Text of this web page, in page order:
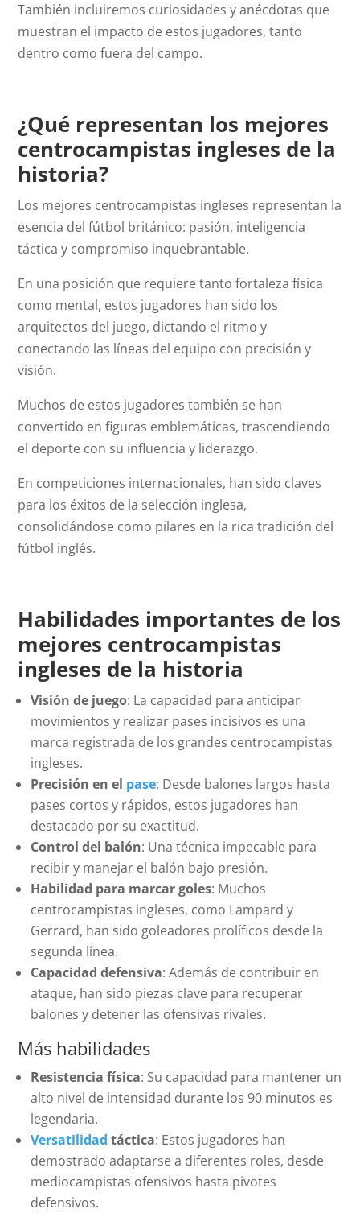
También incluiremos curiosidades y anécdotas que
muestran el impacto de estos jugadores, tanto
dentro como fuera del campo.
¿Qué representan los mejores
centrocampistas ingleses de la
historia?
Los mejores centrocampistas ingleses representan la
esencia del fútbol británico: pasión, inteligencia
táctica y compromiso inquebrantable.
En una posición que requiere tanto fortaleza física
como mental, estos jugadores han sido los
arquitectos del juego, dictando el ritmo y
conectando las líneas del equipo con precisión y
visión.
Muchos de estos jugadores también se han
convertido en figuras emblemáticas, trascendiendo
el deporte con su influencia y liderazgo.
En competiciones internacionales, han sido claves
para los éxitos de la selección inglesa,
consolidándose como pilares en la rica tradición del
fútbol inglés.
Habilidades importantes de los
mejores centrocampistas
ingleses de la historia
Visión de juego: La capacidad para anticipar
movimientos y realizar pases incisivos es una
marca registrada de los grandes centrocampistas
ingleses.
Precisión en el pase: Desde balones largos hasta
pases cortos y rápidos, estos jugadores han
destacado por su exactitud.
Control del balón: Una técnica impecable para
recibir y manejar el balón bajo presión.
Habilidad para marcar goles: Muchos
centrocampistas ingleses, como Lampard y
Gerrard, han sido goleadores prolíficos desde la
segunda línea.
Capacidad defensiva: Además de contribuir en
ataque, han sido piezas clave para recuperar
balones y detener las ofensivas rivales.
Más habilidades
Resistencia física: Su capacidad para mantener un
alto nivel de intensidad durante los 90 minutos es
legendaria.
Versatilidad táctica: Estos jugadores han
demostrado adaptarse a diferentes roles, desde
mediocampistas ofensivos hasta pivotes
defensivos.